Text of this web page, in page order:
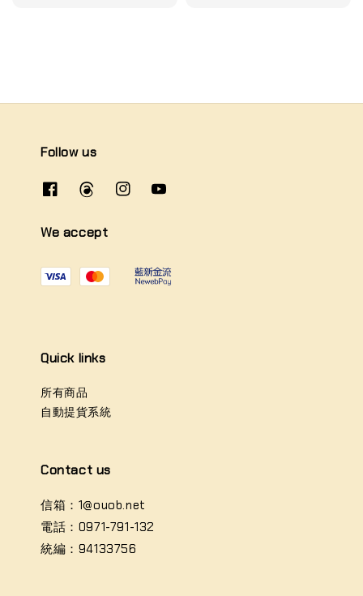
Follow us
We accept
Quick links
所有商品
自動提貨系統
Contact us
信箱：1@ouob.net
電話：0971-791-132
統編：94133756